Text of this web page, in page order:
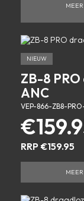
MEER
NIEUW
ZB-8
ANC
VEP-866-ZB8-
€
RRP €159.95
MEER